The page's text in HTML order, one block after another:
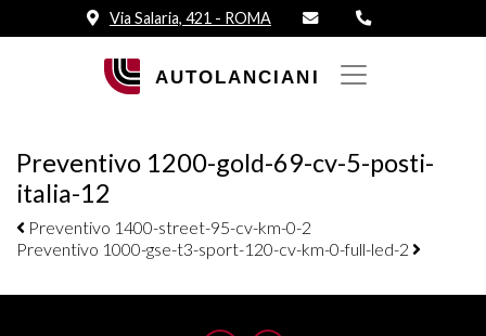
Via Salaria, 421 - ROMA
Preventivo 1200-gold-69-cv-5-posti-
italia-12
Navigazione elementi
Preventivo 1400-street-95-cv-km-0-2
Preventivo 1000-gse-t3-sport-120-cv-km-0-full-led-2